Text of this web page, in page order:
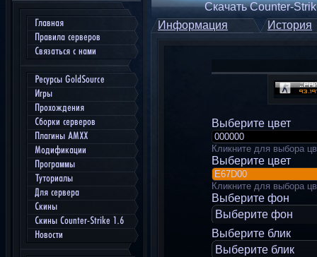
Главная
Правила серверов
Связаться с нами
Ресурсы GoldSource
Игры
Прохождения
Сборки серверов
Плагины AMXX
Модификации
Программы
Туториалы
Для сервера
Скины
Скины Counter-Strike 1.6
Новости
Скачать Counter-
Информация
История
Выберите цвет
Кликните для выбора
Выберите цвет
Кликните для выбора
Выберите фон
Выберите фон
Выберите блик
Выберите блик